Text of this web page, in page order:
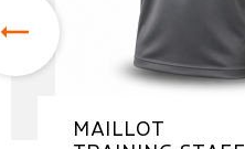

MAILLOT